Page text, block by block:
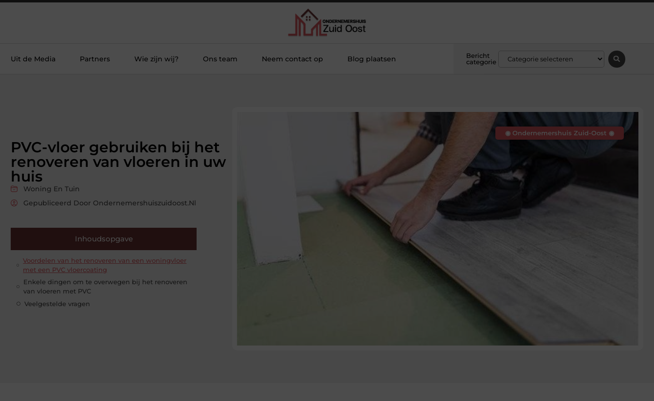
Uit de Media Partners Wie zijn wij? Ons team Neem contact op Blog plaatsen
Bericht
categorie
PVC-vloer gebruiken bij het
renoveren van vloeren in uw
huis
Woning En Tuin
Gepubliceerd Door Ondernemershuiszuidoost.nl
Inhoudsopgave
Voordelen van het renoveren van een woningvloer
met een PVC vloercoating
Enkele dingen om te overwegen bij het renoveren
van vloeren met PVC
Veelgestelde vragen
◉ Ondernemershuis Zuid-Oost ◉